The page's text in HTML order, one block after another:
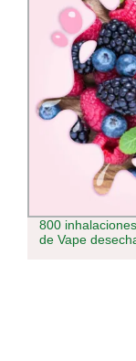
Fabricante
semillas para